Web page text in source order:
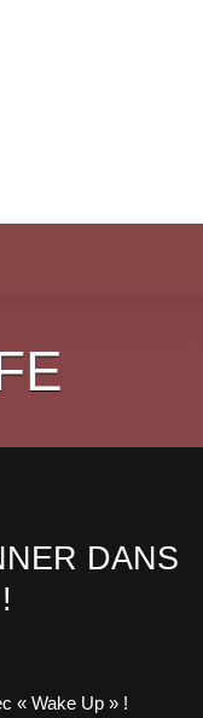
DANS